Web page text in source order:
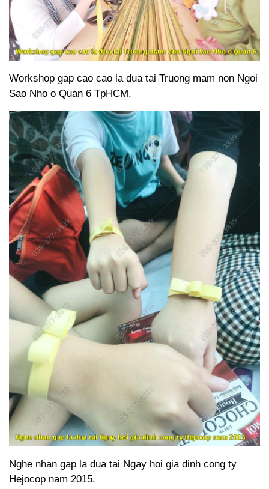
Workshop gap cao cao la dua tai Truong mam non Ngoi
Sao Nho o Quan 6 TpHCM.
Nghe nhan gap la dua tai Ngay hoi gia dinh cong ty
Hejocop nam 2015.